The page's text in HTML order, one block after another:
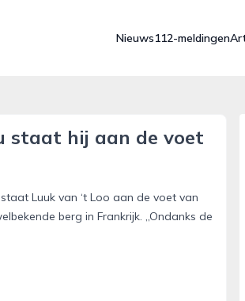
Nieuws112-meldingen
staat hij aan de voet
Luuk van ‘t Loo aan de voet van
berg in Frankrijk. „Ondanks de